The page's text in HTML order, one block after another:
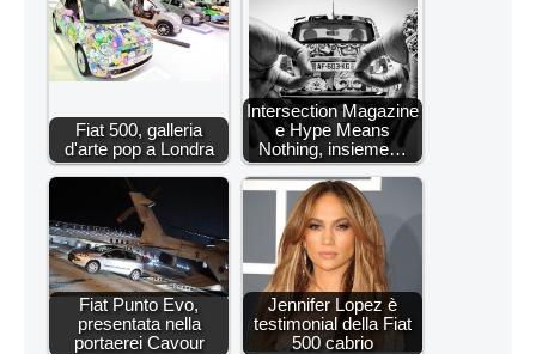
Fiat 500, galleria
d'arte pop a Londra
Intersection Magazine
e Hype Means
Nothing, insieme…
Fiat Punto Evo,
presentata nella
portaerei Cavour
Jennifer Lopez è
testimonial della Fiat
500 cabrio